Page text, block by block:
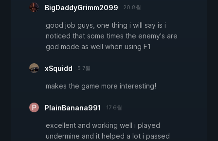
BigDaddyGrimm2099 20 8월
good job guys, one thing i will say is i
noticed that some times the enemy's are
god mode as well when using F1
xSquidd 5 7월
makes the game more interesting!
PlainBanana991 17 6월
excellent and working well i played
undermine and it helped a lot i passed